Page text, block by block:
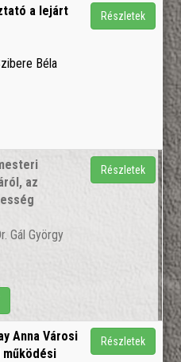
a lejárt
Béla
Részletek
az
Gál György
Részletek
Anna Városi
működési
Részletek